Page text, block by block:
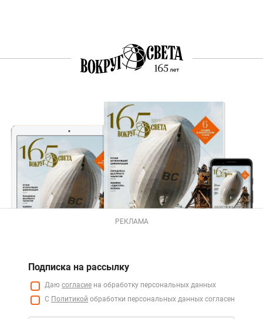
РЕКЛАМА
Подписка на рассылку
Даю согласие на обработку персональных данных
С Политикой обработки персональных данных согласен